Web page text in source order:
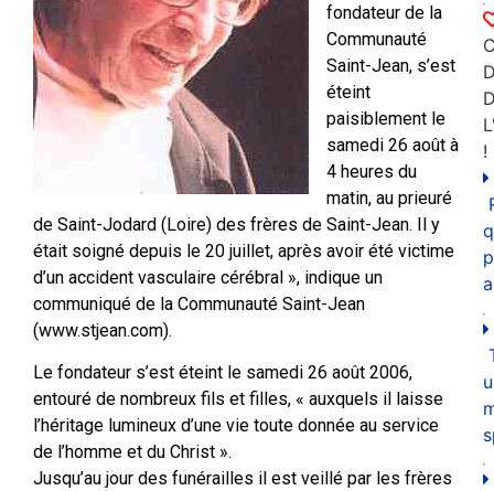
fondateur de la
Communauté
Saint-Jean, s’est
éteint
paisiblement le
samedi 26 août à
4 heures du
matin, au prieuré
de Saint-Jodard (Loire) des frères de Saint-Jean. Il y
était soigné depuis le 20 juillet, après avoir été victime
d’un accident vasculaire cérébral », indique un
communiqué de la Communauté Saint-Jean
(www.stjean.com).
Le fondateur s’est éteint le samedi 26 août 2006,
entouré de nombreux fils et filles, « auxquels il laisse
l’héritage lumineux d’une vie toute donnée au service
de l’homme et du Christ ».
Jusqu’au jour des funérailles il est veillé par les frères
!